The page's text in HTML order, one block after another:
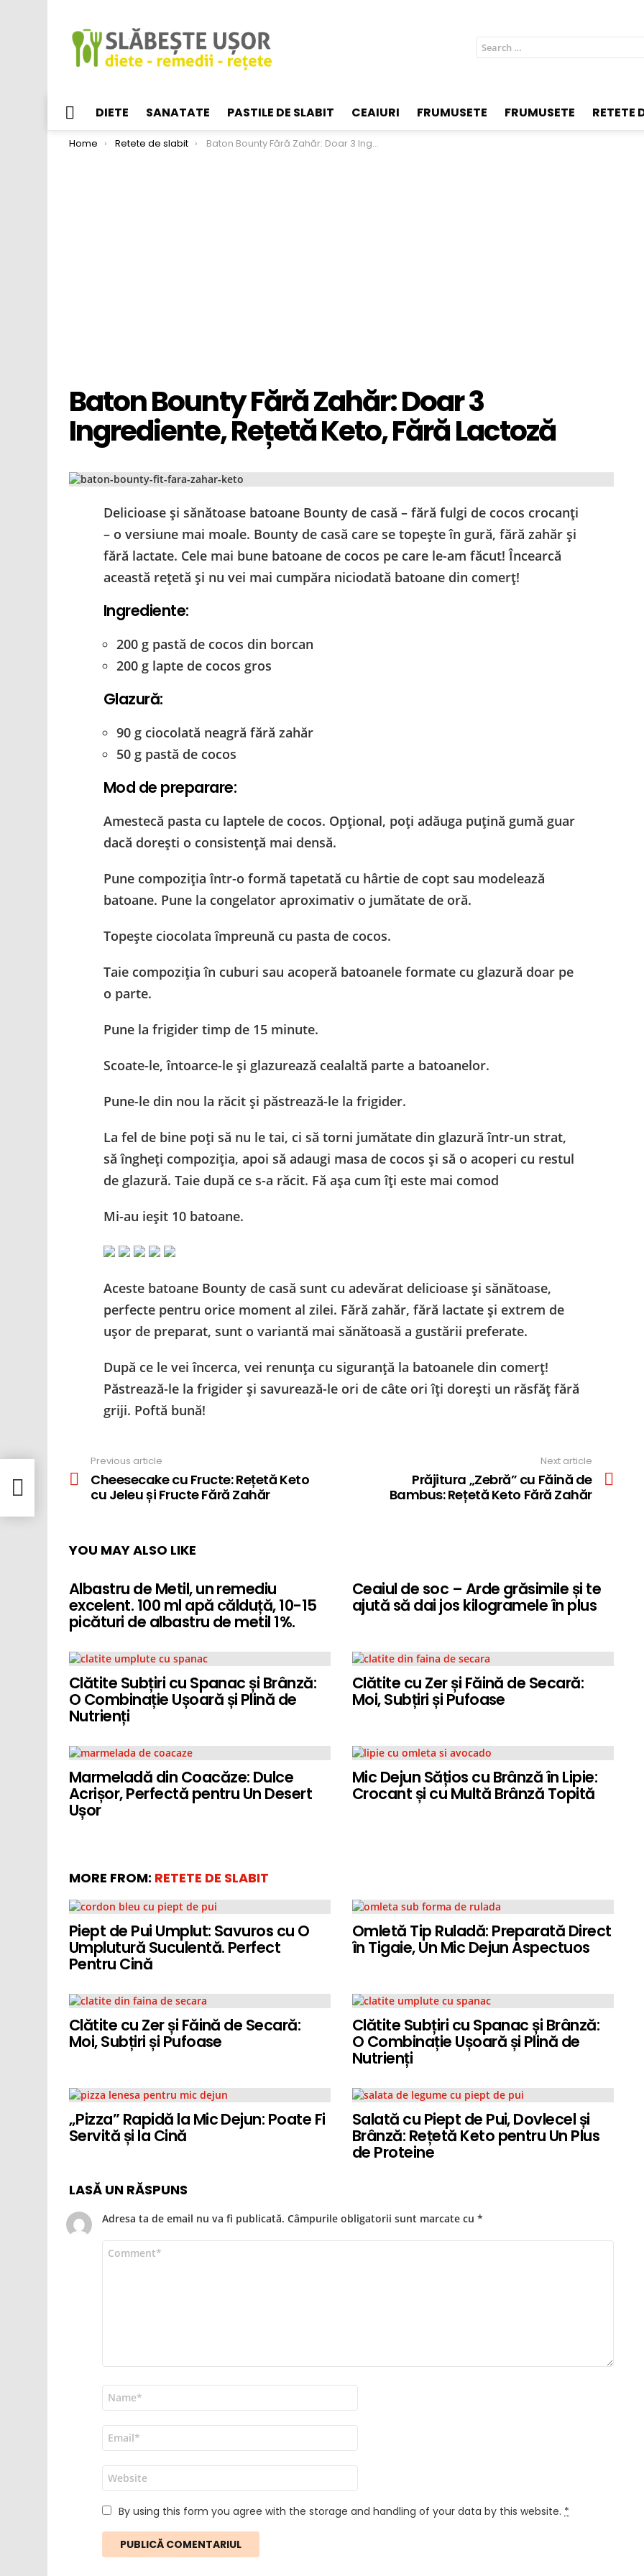
Search
for:
DIETE SANATATE PASTILE DE SLABIT CEAIURI FRUMUSETE FRUMUSETE RETETE
You are here:
Home Retete de slabit Baton Bounty Fără Zahăr: Doar 3 Ingrediente, Rețetă Keto, Fără Lactoză
Baton Bounty Fără Zahăr: Doar 3
Ingrediente, Rețetă Keto, Fără Lactoză
Delicioase și sănătoase batoane Bounty de casă – fără fulgi de cocos crocanți
– o versiune mai moale. Bounty de casă care se topește în gură, fără zahăr și
fără lactate. Cele mai bune batoane de cocos pe care le-am făcut! Încearcă
această rețetă și nu vei mai cumpăra niciodată batoane din comerț!
Ingrediente:
200 g pastă de cocos din borcan
200 g lapte de cocos gros
Glazură:
90 g ciocolată neagră fără zahăr
50 g pastă de cocos
Mod de preparare:
Amestecă pasta cu laptele de cocos. Opțional, poți adăuga puțină gumă guar
dacă dorești o consistență mai densă.
Pune compoziția într-o formă tapetată cu hârtie de copt sau modelează
batoane. Pune la congelator aproximativ o jumătate de oră.
Topește ciocolata împreună cu pasta de cocos.
Taie compoziția în cuburi sau acoperă batoanele formate cu glazură doar pe
o parte.
Pune la frigider timp de 15 minute.
Scoate-le, întoarce-le și glazurează cealaltă parte a batoanelor.
Pune-le din nou la răcit și păstrează-le la frigider.
La fel de bine poți să nu le tai, ci să torni jumătate din glazură într-un strat,
să îngheți compoziția, apoi să adaugi masa de cocos și să o acoperi cu restul
de glazură. Taie după ce s-a răcit. Fă așa cum îți este mai comod
Mi-au ieșit 10 batoane.
Aceste batoane Bounty de casă sunt cu adevărat delicioase și sănătoase,
perfecte pentru orice moment al zilei. Fără zahăr, fără lactate și extrem de
ușor de preparat, sunt o variantă mai sănătoasă a gustării preferate.
După ce le vei încerca, vei renunța cu siguranță la batoanele din comerț!
Păstrează-le la frigider și savurează-le ori de câte ori îți dorești un răsfăț fără
griji. Poftă bună!
more
Previous article
Cheesecake cu Fructe: Rețetă Keto
cu Jeleu și Fructe Fără Zahăr
Next article
Prăjitura „Zebră” cu Făină de
Bambus: Rețetă Keto Fără Zahăr
YOU MAY ALSO LIKE
Albastru de Metil, un remediu
excelent. 100 ml apă călduță, 10-15
picături de albastru de metil 1%.
Ceaiul de soc – Arde grăsimile și te
ajută să dai jos kilogramele în plus
Clătite Subțiri cu Spanac și Brânză:
O Combinație Ușoară și Plină de
Nutrienți
Clătite cu Zer și Făină de Secară:
Moi, Subțiri și Pufoase
Marmeladă din Coacăze: Dulce
Acrișor, Perfectă pentru Un Desert
Ușor
Mic Dejun Sățios cu Brânză în Lipie:
Crocant și cu Multă Brânză Topită
MORE FROM: RETETE DE SLABIT
Piept de Pui Umplut: Savuros cu O
Umplutură Suculentă. Perfect
Pentru Cină
Omletă Tip Ruladă: Preparată Direct
în Tigaie, Un Mic Dejun Aspectuos
Clătite cu Zer și Făină de Secară:
Moi, Subțiri și Pufoase
Clătite Subțiri cu Spanac și Brânză:
O Combinație Ușoară și Plină de
Nutrienți
„Pizza” Rapidă la Mic Dejun: Poate Fi
Servită și la Cină
Salată cu Piept de Pui, Dovlecel și
Brânză: Rețetă Keto pentru Un Plus
de Proteine
LASĂ UN RĂSPUNS
Adresa ta de email nu va fi publicată. Câmpurile obligatorii sunt marcate cu *
Comentariu
Nume
Email
Site
web
By using this form you agree with the storage and handling of your data by this website. *